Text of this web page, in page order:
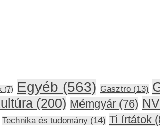
(7) Egyéb (563) Gasztro (13)
(200) Mémgyár (76)
Technika és tudomány (14) Ti írtátok